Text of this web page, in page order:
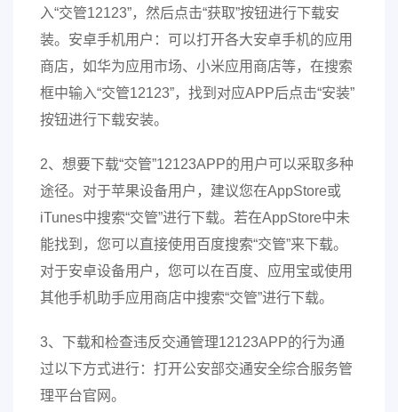
入“交管12123”，然后点击“获取”按钮进行下载安
装。安卓手机用户：可以打开各大安卓手机的应用
商店，如华为应用市场、小米应用商店等，在搜索
框中输入“交管12123”，找到对应APP后点击“安装”
按钮进行下载安装。
2、想要下载“交管”12123APP的用户可以采取多种
途径。对于苹果设备用户，建议您在AppStore或
iTunes中搜索“交管”进行下载。若在AppStore中未
能找到，您可以直接使用百度搜索“交管”来下载。
对于安卓设备用户，您可以在百度、应用宝或使用
其他手机助手应用商店中搜索“交管”进行下载。
3、下载和检查违反交通管理12123APP的行为通
过以下方式进行：打开公安部交通安全综合服务管
理平台官网。